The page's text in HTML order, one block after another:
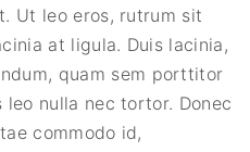
Ut leo eros, rutrum sit
at ligula. Duis lacinia,
quam sem porttitor
nulla nec tortor. Donec
commodo id,